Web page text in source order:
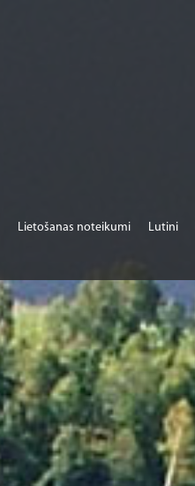
Lietošanas noteikumi Lutini